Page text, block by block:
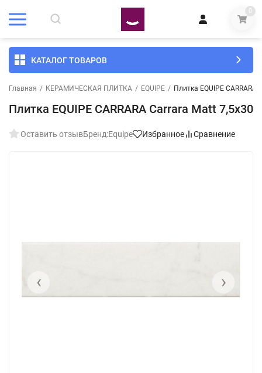
0
КАТАЛОГ ТОВАРОВ
Главная / КЕРАМИЧЕСКАЯ ПЛИТКА / EQUIPE / Плитка EQUIPE
Плитка EQUIPE CARRARA Carrara Matt 7,5x30
Оставить отзывБренд:Equipe Избранное Сравнение
‹ ›